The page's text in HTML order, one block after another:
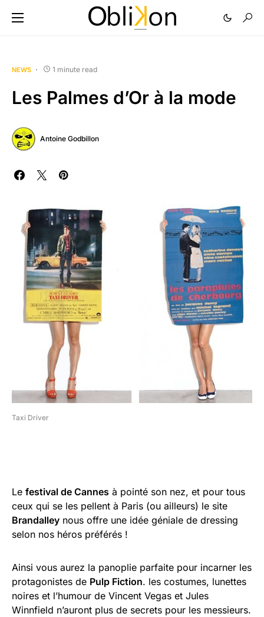
NEWS 1 minute read
Les Palmes d’Or à la mode
Antoine Godbillon
Taxi Driver
Le festival de Cannes à pointé son nez, et pour tous
ceux qui se les pellent à Paris (ou ailleurs) le site
Brandalley nous offre une idée géniale de dressing
selon nos héros préférés !
Ainsi vous aurez la panoplie parfaite pour incarner les
protagonistes de Pulp Fiction. les costumes, lunettes
noires et l’humour de Vincent Vegas et Jules
Winnfield n’auront plus de secrets pour les messieurs.